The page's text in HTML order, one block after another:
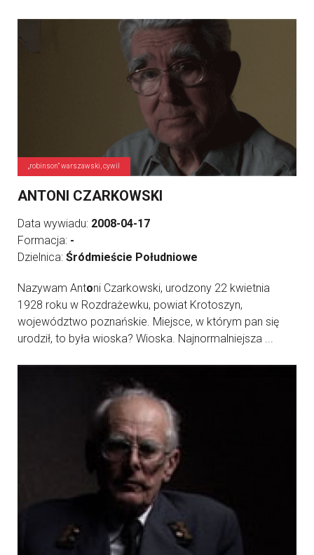
„robinson” warszawski, cywil
ANTONI CZARKOWSKI
Data wywiadu: 2008-04-17
Formacja: -
Dzielnica: Śródmieście Południowe
Nazywam Antoni Czarkowski, urodzony 22 kwietnia
1928 roku w Rozdrażewku, powiat Krotoszyn,
województwo poznańskie. Miejsce, w którym pan się
urodził, to była wioska? Wioska. Najnormalniejsza ...